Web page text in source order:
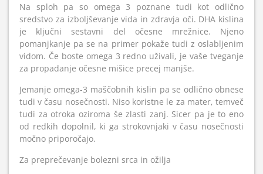
Na sploh pa so omega 3 poznane tudi kot odlično
sredstvo za izboljševanje vida in zdravja oči. DHA kislina
je ključni sestavni del očesne mrežnice. Njeno
pomanjkanje pa se na primer pokaže tudi z oslabljenim
vidom. Če boste omega 3 redno uživali, je vaše tveganje
za propadanje očesne mišice precej manjše.
Jemanje omega-3 maščobnih kislin pa se odlično obnese
tudi v času nosečnosti. Niso koristne le za mater, temveč
tudi za otroka oziroma še zlasti zanj. Sicer pa je to eno
od redkih dopolnil, ki ga strokovnjaki v času nosečnosti
močno priporočajo.
Za preprečevanje bolezni srca in ožilja